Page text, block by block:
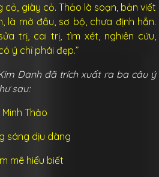
cỏ, giày cỏ. Thảo là soạn, bản viết
là mở đầu, sơ bộ, chưa định hẳn.
trị, cai trị, tìm xét, nghiên cứu,
ý chỉ phái đẹp.”
Danh đã trích xuất ra ba câu ý
sau:
Minh Thảo
sáng dịu dàng
mê hiểu biết